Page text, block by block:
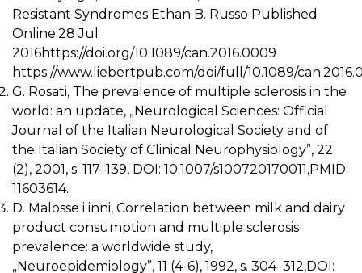
Resistant Syndromes Ethan B. Russo Published
Online:28 Jul
2016https://doi.org/10.1089/can.2016.0009
https://www.liebertpub.com/doi/full/10.1089/
G. Rosati, The prevalence of multiple sclerosis in the
world: an update, „Neurological Sciences: Official
Journal of the Italian Neurological Society and of
the Italian Society of Clinical Neurophysiology”, 22
(2), 2001, s. 117–139, DOI: 10.1007/s100720170011,PMID:
11603614.
D. Malosse i inni, Correlation between milk and dairy
product consumption and multiple sclerosis
prevalence: a worldwide study,
„Neuroepidemiology”, 11 (4-6), 1992, s. 304–312,DOI: